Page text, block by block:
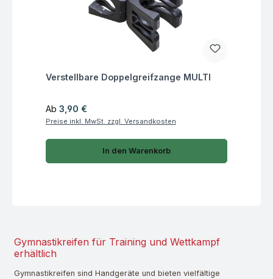
Fragen zum Artikel
Verstellbare Doppelgreifzange MULTI
Regulärer Preis:
Ab 3,90 €
Preise inkl. MwSt. zzgl. Versandkosten
In den Warenkorb
Gymnastikreifen für Training und Wettkampf
erhältlich
Gymnastikreifen sind Handgeräte und bieten vielfältige